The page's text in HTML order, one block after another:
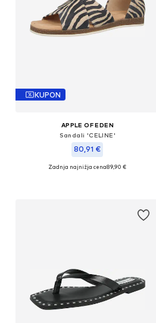
KUPON
APPLE OF EDEN
Sandali 'CELINE'
80,91 €
Na voljo v različnih velikostih
Zadnja najnižja cena89,90 €